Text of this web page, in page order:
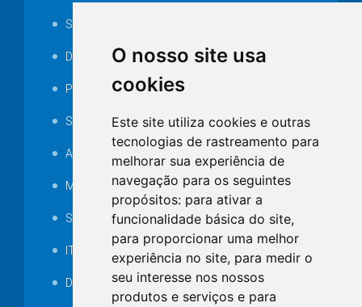
O nosso site usa
cookies
Este site utiliza cookies e outras
tecnologias de rastreamento para
melhorar sua experiência de
navegação para os seguintes
propósitos: para ativar a
funcionalidade básica do site,
para proporcionar uma melhor
experiência no site, para medir o
seu interesse nos nossos
produtos e serviços e para
Serviços ISS-E
Decretos
Portarias
SAMAE
Audiência pública
MANUTENÇÃO DE ILUMINAÇÃO PÚBLICA
Serviços Técnicos TI
ITR
Desapropriações